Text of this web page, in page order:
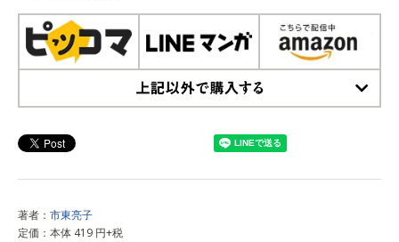
著者： 市東亮子
定価：本体 419 円+税